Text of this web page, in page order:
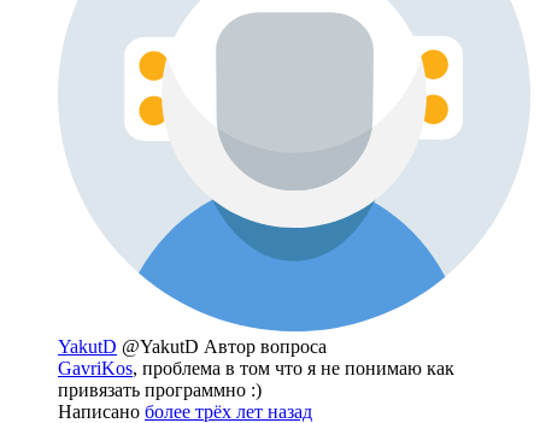
YakutD @YakutD Автор вопроса
GavriKos, проблема в том что я не понимаю как
привязать программно :)
Написано более трёх лет назад